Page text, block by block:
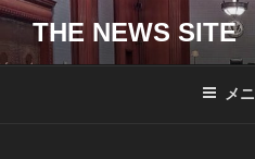
コ
テ
THE NEWS SITE
メ